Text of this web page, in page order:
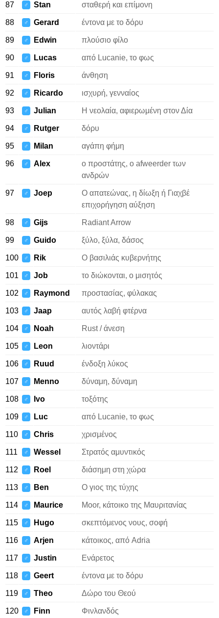
87 ♂ Stan σταθερή και επίμονη
88 ♂ Gerard έντονα με το δόρυ
89 ♂ Edwin πλούσιο φίλο
90 ♂ Lucas από Lucanie, το φως
91 ♂ Floris άνθηση
92 ♂ Ricardo ισχυρή, γενναίος
93 ♂ Julian Η νεολαία, αφιερωμένη στον Δία
94 ♂ Rutger δόρυ
95 ♂ Milan αγάπη φήμη
96 ♂ Alex
ο προστάτης, ο afweerder των
ανδρών
97 ♂ Joep
Ο απατεώνας, η δίωξη ή Γιαχβέ
επιχορήγηση αύξηση
98 ♂ Gijs Radiant Arrow
99 ♂ Guido ξύλο, ξύλα, δάσος
100 ♂ Rik Ο βασιλιάς κυβερνήτης
101 ♂ Job το διώκονται, ο μισητός
102 ♂ Raymond προστασίας, φύλακας
103 ♂ Jaap αυτός λαβή φτέρνα
104 ♂ Noah Rust / άνεση
105 ♂ Leon λιοντάρι
106 ♂ Ruud ένδοξη λύκος
107 ♂ Menno δύναμη, δύναμη
108 ♂ Ivo τοξότης
109 ♂ Luc από Lucanie, το φως
110 ♂ Chris χρισμένος
111 ♂ Wessel Στρατός αμυντικός
112 ♂ Roel διάσημη στη χώρα
113 ♂ Ben Ο γιος της τύχης
114 ♂ Maurice Moor, κάτοικο της Μαυριτανίας
115 ♂ Hugo σκεπτόμενος νους, σοφή
116 ♂ Arjen κάτοικος, από Adria
117 ♂ Justin Ενάρετος
118 ♂ Geert έντονα με το δόρυ
119 ♂ Theo Δώρο του Θεού
120 ♂ Finn Φινλανδός